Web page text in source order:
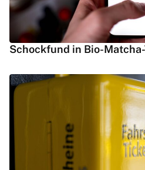
Schockfund in Bio-